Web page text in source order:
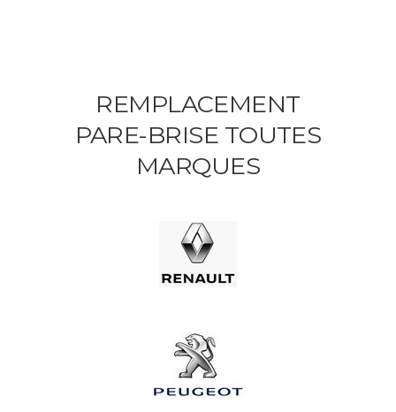
REMPLACEMENT
PARE-BRISE TOUTES
MARQUES